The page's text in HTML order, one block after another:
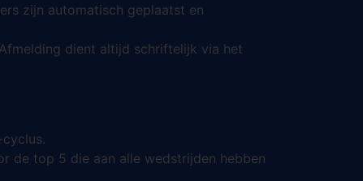
zijn automatisch geplaatst en
dient altijd schriftelijk via het
de top 5 die aan alle wedstrijden hebben